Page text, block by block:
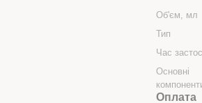
Об'єм, мл
Тип
Час
Основні
Оплата